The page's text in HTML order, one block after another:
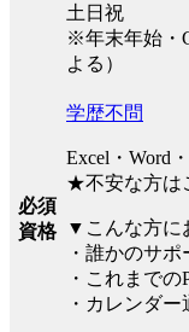
土日祝
※年末年始・
よる）
必須
資格
学歴不問
Excel・Word
★不安な方は
▼こんな方に
・誰かのサ
・これまで
・カレンダ